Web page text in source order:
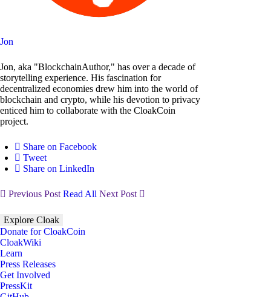
Jon
Jon, aka "BlockchainAuthor," has over a decade of
storytelling experience. His fascination for
decentralized economies drew him into the world of
blockchain and crypto, while his devotion to privacy
enticed him to collaborate with the CloakCoin
project.
Share on Facebook
Tweet
Share on LinkedIn
Previous Post Read All Next Post
Explore Cloak
Donate for CloakCoin
CloakWiki
Learn
Press Releases
Get Involved
PressKit